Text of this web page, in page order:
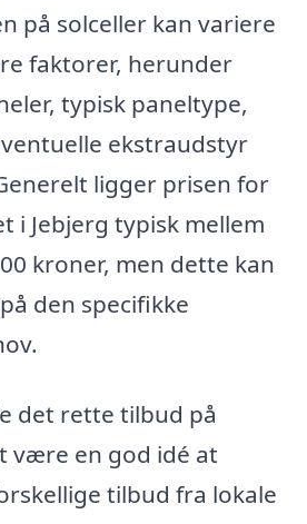
på solceller kan variere
faktorer, herunder
typisk paneltype,
ekstraudstyr
ligger prisen for
i Jebjerg typisk mellem
kroner, men dette kan
den specifikke
det rette tilbud på
være en god idé at
tilbud fra lokale